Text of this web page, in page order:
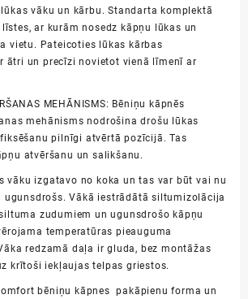
vāku un kārbu. Standarta komplektā
ar kurām nosedz kāpņu lūkas un
vietu. Pateicoties lūkas kārbas
ātri un precīzi novietot vienā līmenī ar
MEHĀNISMS: Bēniņu kāpnēs
mehānisms nodrošina drošu lūkas
pilnīgi atvērtā pozīcijā. Tas
atvēršanu un salikšanu.
vāku izgatavo no koka un tas var būt vai nu
Vākā iestrādātā siltumizolācija
zudumiem un ugunsdrošo kāpņu
temperatūras pieauguma
redzamā daļa ir gluda, bez montāžas
krītoši iekļaujas telpas griestos.
bēniņu kāpnes pakāpienu forma un